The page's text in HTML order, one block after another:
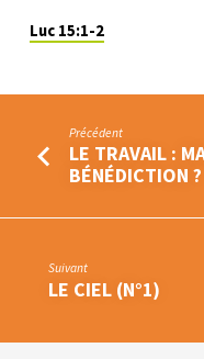
Luc 15:1-2
Précédent
LE TRAVAIL :
BÉNÉDICTION ?
Suivant
LE CIEL (N°1)